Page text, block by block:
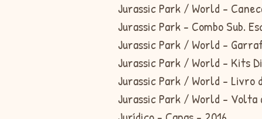
Jurassic Park / World -
Jurassic Park - Combo Sub.
Jurassic Park / World -
Jurassic Park / World - Kits
Jurassic Park / World - Livro
Jurassic Park / World - Volta